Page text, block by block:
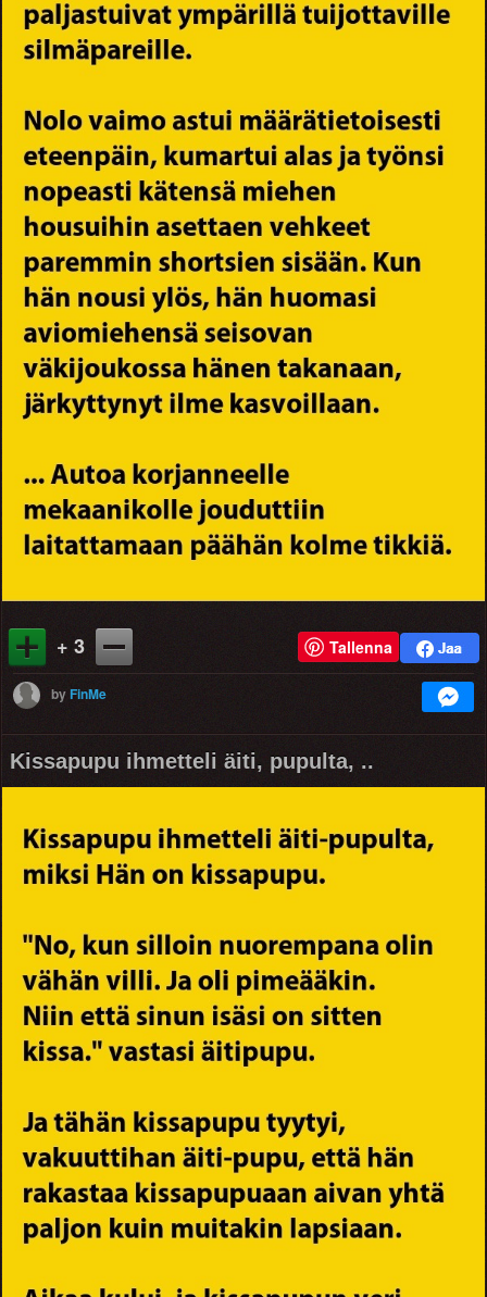
+ 3 Tallenna
byFinMe
Kissapupu ihmetteli äiti, pupulta, ..